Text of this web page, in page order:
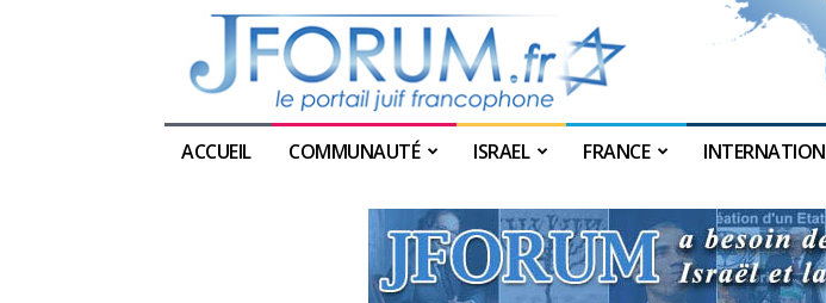
ACCUEIL COMMUNAUTÉ ISRAEL FRANCE